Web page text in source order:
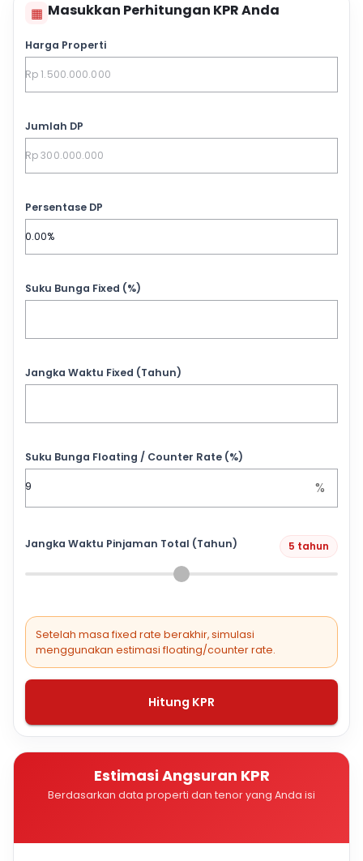
▦ Masukkan Perhitungan KPR Anda
Harga Properti
Jumlah DP
Persentase DP
Suku Bunga Fixed (%)
Jangka Waktu Fixed (Tahun)
Suku Bunga Floating / Counter Rate (%)
%
Jangka Waktu Pinjaman Total (Tahun) 5 tahun
Setelah masa fixed rate berakhir, simulasi
menggunakan estimasi floating/counter rate.
Hitung KPR
Estimasi Angsuran KPR
Berdasarkan data properti dan tenor yang Anda isi